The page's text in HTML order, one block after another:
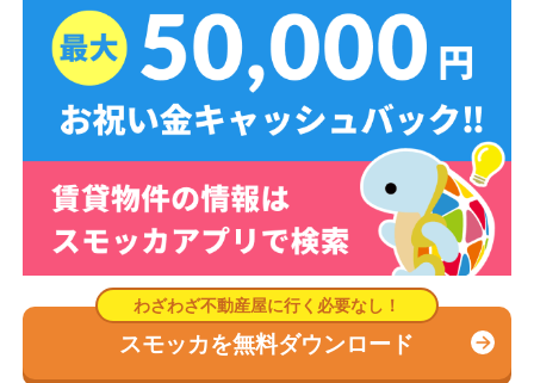
スモッカを無料ダウンロード